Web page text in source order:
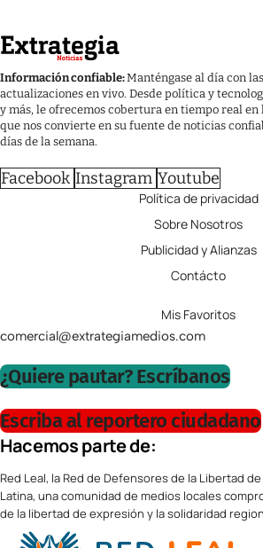
Información confiable:Manténgase al día con
actualizaciones en vivo. Desde política y
y más, le ofrecemos cobertura en tiempo real en
que nos convierte en su fuente de noticias
días de la semana.
Facebook Instagram Youtube
Política de privacidad
Sobre Nosotros
Publicidad y Alianzas
Contácto
Mis Favoritos
comercial@extrategiamedios.com
¿Quiere pautar? Escríbanos
Escriba al reportero ciudadano
Hacemos parte de:
Red Leal, la Red de Defensores de la Libertad
Latina, una comunidad de medios locales
de la libertad de expresión y la solidaridad